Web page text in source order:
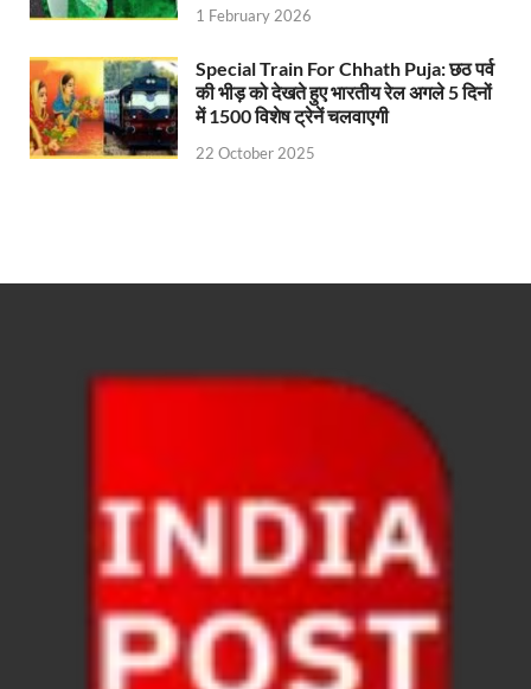
CM Yogi Gift: मुख्यमंत्री योगी आदित्यनाथ ने लघु व सीमांत
River Drone Survey Model: सीएम योगी के रिवर ड्रोन
UP Road Safty: सड़क सुरक्षा के लिए मुख्यमंत्री का 4-ई
KP Maurya Statement: माफिया और समाजवादी पार्टी
FSSAI: जांच में अंडे पूरी तरह सुरक्षित पाए गए: FSSAI
Anil Vij Statement: कांग्रेस का अविश्वास प्रस्ताव
Chronic Kidney Disease: क्रोनिक किडनी डिजीज
Bihar NDA MP: बिहार एनडीए सांसदों ने बीजेपी राष्ट्रीय
VB G Ram G Bill: बिल फाड़ना लोकतंत्र की हत्या –
1 February 2026
Special Train For Chhath Puja: छठ पर्व
की भीड़ को देखते हुए भारतीय रेल अगले 5 दिनों
में 1500 विशेष ट्रेनें चलवाएगी
22 October 2025